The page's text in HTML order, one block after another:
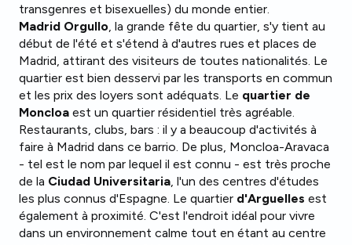
transgenres et bisexuelles) du monde entier.
Madrid Orgullo , la grande fête du quartier, s'y tient au
début de l'été et s'étend à d'autres rues et places de
Madrid, attirant des visiteurs de toutes nationalités. Le
quartier est bien desservi par les transports en commun
et les prix des loyers sont adéquats. Le quartier de
Moncloa est un quartier résidentiel très agréable.
Restaurants, clubs, bars : il y a beaucoup d'activités à
faire à Madrid dans ce barrio. De plus, Moncloa-Aravaca
- tel est le nom par lequel il est connu - est très proche
de la Ciudad Universitaria , l'un des centres d'études
les plus connus d'Espagne. Le quartier d'Arguelles est
également à proximité. C'est l'endroit idéal pour vivre
dans un environnement calme tout en étant au centre